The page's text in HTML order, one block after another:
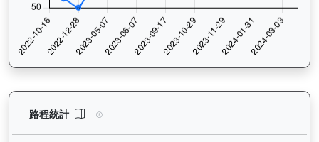
路程統計 中華英雄（G402）— 路程統計分析：查看香港